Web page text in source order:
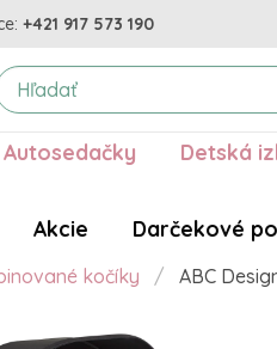
+421 917 573 190
Autosedačky Detská
Akcie
Darčekové
kočíky ABC